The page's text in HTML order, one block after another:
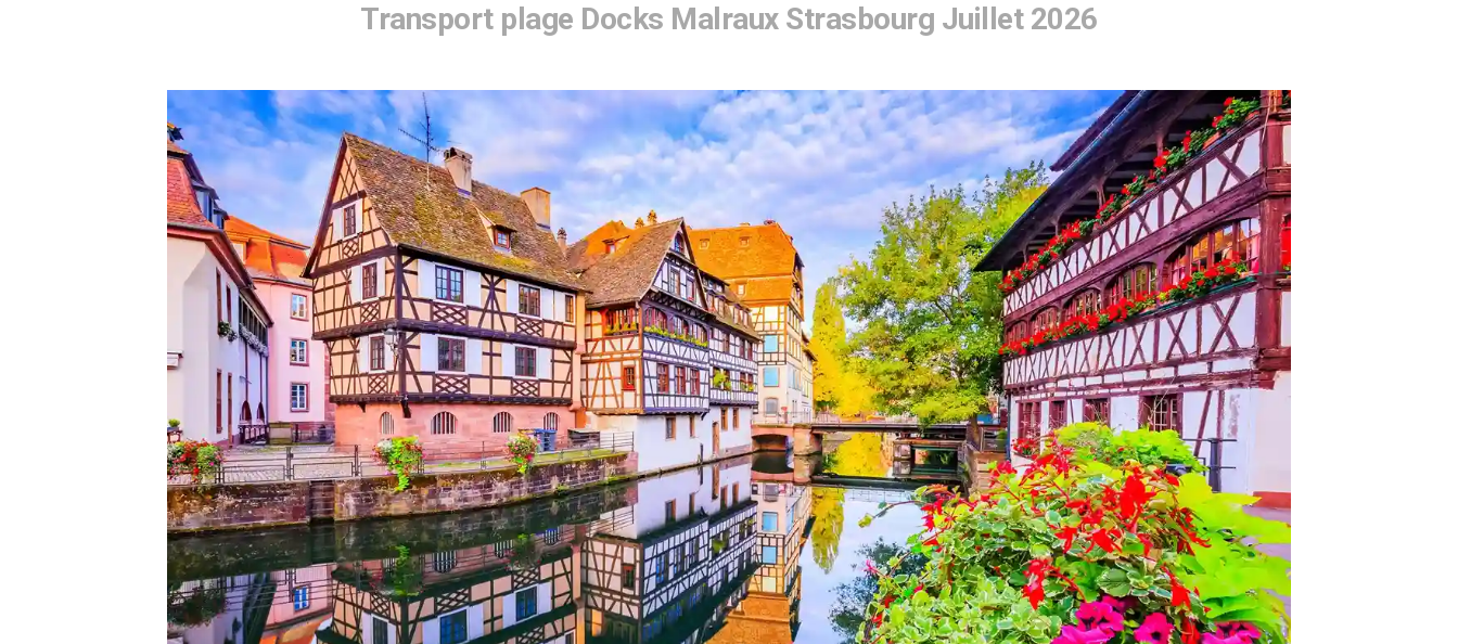
Transport plage Docks Malraux Strasbourg Juillet 2026